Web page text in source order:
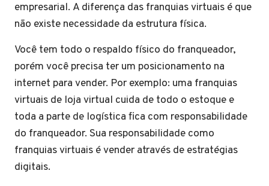
empresarial. A diferença das franquias virtuais é que
não existe necessidade da estrutura física.
Você tem todo o respaldo físico do franqueador,
porém você precisa ter um posicionamento na
internet para vender. Por exemplo: uma franquias
virtuais de loja virtual cuida de todo o estoque e
toda a parte de logística fica com responsabilidade
do franqueador. Sua responsabilidade como
franquias virtuais é vender através de estratégias
digitais.